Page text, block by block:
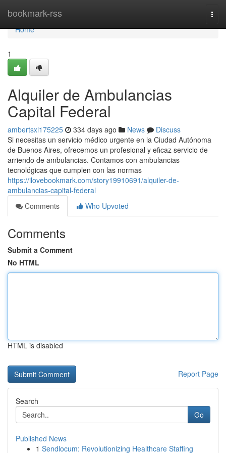
bookmark-rss
Home
Home
1
Alquiler de Ambulancias
Capital Federal
ambertsxl175225 334 days ago News
Discuss
Si necesitas un servicio médico urgente en la Ciudad Autónoma
de Buenos Aires, ofrecemos un profesional y eficaz servicio de
arriendo de ambulancias. Contamos con ambulancias
tecnológicas que cumplen con las normas
https://ilovebookmark.com/story19910691/alquiler-de-
ambulancias-capital-federal
Comments
Who Upvoted
Comments
Submit a Comment
No HTML
HTML is disabled
Report Page
Search
Go
Published News
1 Sendlocum: Revolutionizing Healthcare Staffing